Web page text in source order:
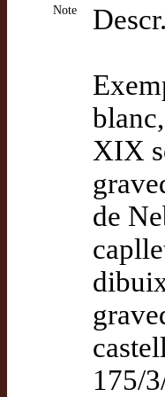
Note
XIX
de
175/